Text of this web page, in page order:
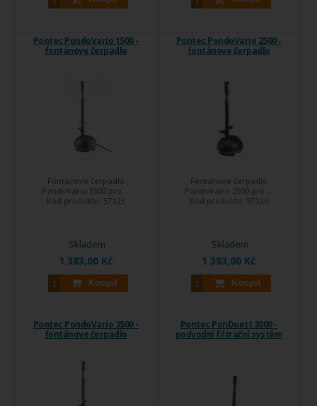
Pontec PondoVario 1500 -
fontánove čerpadlo
Fontánove čerpadlo
PondoVario 1500 pro ...
Kód produktu: 57123
1 383,00 Kč
Koupit
Skladem
Pontec PondoVario 2500 -
fontánove čerpadlo
Fontánove čerpadlo
PondoVario 2500 pro ...
Kód produktu: 57124
1 383,00 Kč
Koupit
Skladem
Pontec PondoVario 3500 -
fontánove čerpadlo
Pontec PonDuett 3000 -
podvodní filtrační systém